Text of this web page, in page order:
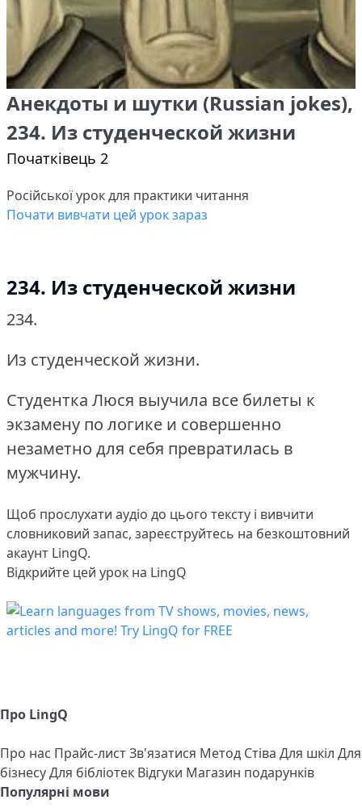
Анекдоты и шутки (Russian jokes),
234. Из студенческой жизни
Початківець 2
Російської урок для практики читання
Почати вивчати цей урок зараз
234. Из студенческой жизни
234.
Из студенческой жизни.
Студентка Люся выучила все билеты к
экзамену по логике и совершенно
незаметно для себя превратилась в
мужчину.
Щоб прослухати аудіо до цього тексту і вивчити
словниковий запас, зареєструйтесь на безкоштовний
акаунт LingQ.
Відкрийте цей урок на LingQ
Про LingQ
Про нас Прайс-листЗв'язатися Метод Стіва Для шкіл Для
бізнесуДля бібліотек Відгуки Магазин подарунків
Популярні мови